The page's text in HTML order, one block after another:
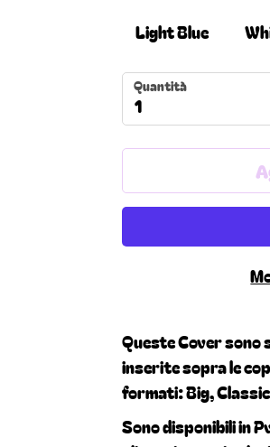
Light Blue
Quantità
1
Queste Cover
inserite sopra le
formati: Big,
Sono disponibili in